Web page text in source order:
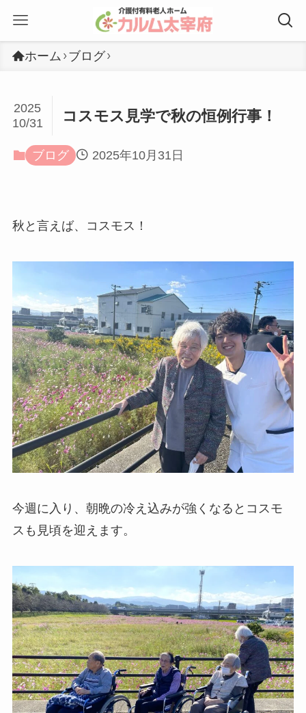
ホーム ブログ
コスモス見学で秋の恒例行事！
2025
10/31
ブログ 2025年10月31日
秋と言えば、コスモス！
今週に入り、朝晩の冷え込みが強くなるとコスモ
スも見頃を迎えます。